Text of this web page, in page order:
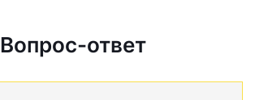
Вопрос-ответ